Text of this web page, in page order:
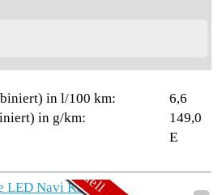
in l/100 km:
6,6
in g/km:
149,0
E
Aktionsmodell
Aktionsmodell